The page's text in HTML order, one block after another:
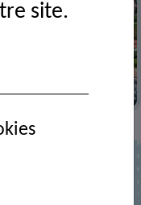
La Table
La
site.